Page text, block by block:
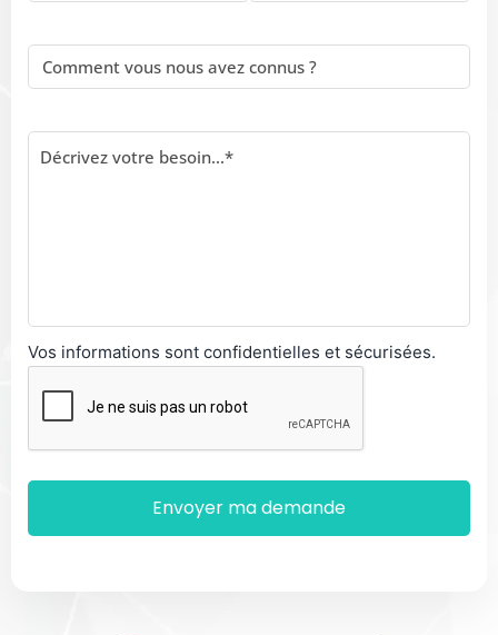
Vos informations sont confidentielles et sécurisées.